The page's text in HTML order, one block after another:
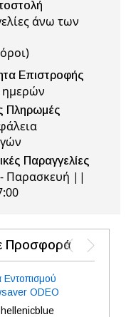
άνω των
)
Επιστροφής
ημερών
Πληρωμές
Παραγγελίες
Παρασκευή ||
Προσφορά
Εντοπισμού
ODEO
hellenicblue